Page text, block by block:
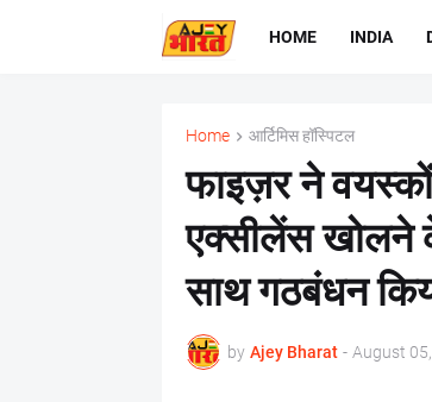
HOME INDIA
Home आर्टिमिस हॉस्पिटल
फाइज़र ने
एक्‍सीलेंस खोलने
साथ गठबंधन
by Ajey Bharat - August